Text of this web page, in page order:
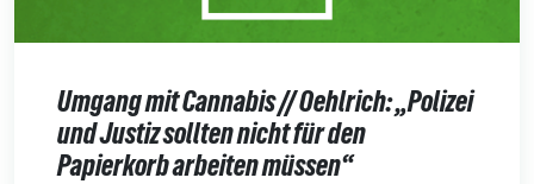
Umgang mit Cannabis // Oehlrich: „Polizei
und Justiz sollten nicht für den
Papierkorb arbeiten müssen“